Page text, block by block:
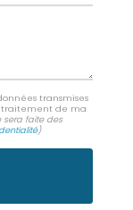
transmises
traitement de ma
sera faite des
)